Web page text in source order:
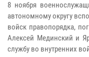
8 ноября
автономному округу
войск правопорядка,
Алексей Мединский и
службу во внутренних